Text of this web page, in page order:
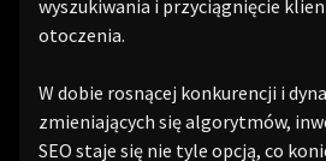
wyszukiwania i przyciągnięcie
otoczenia.
W dobie rosnącej konkurencji i
zmieniających się algorytmów,
SEO staje się nie tyle opcją, co